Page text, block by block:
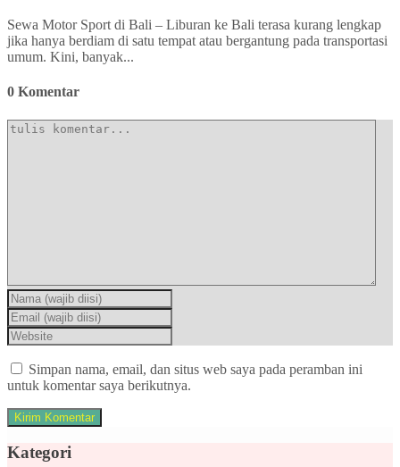
Sewa Motor Sport di Bali – Liburan ke Bali terasa kurang lengkap
jika hanya berdiam di satu tempat atau bergantung pada transportasi
umum. Kini, banyak...
0 Komentar
Simpan nama, email, dan situs web saya pada peramban ini
untuk komentar saya berikutnya.
Kategori